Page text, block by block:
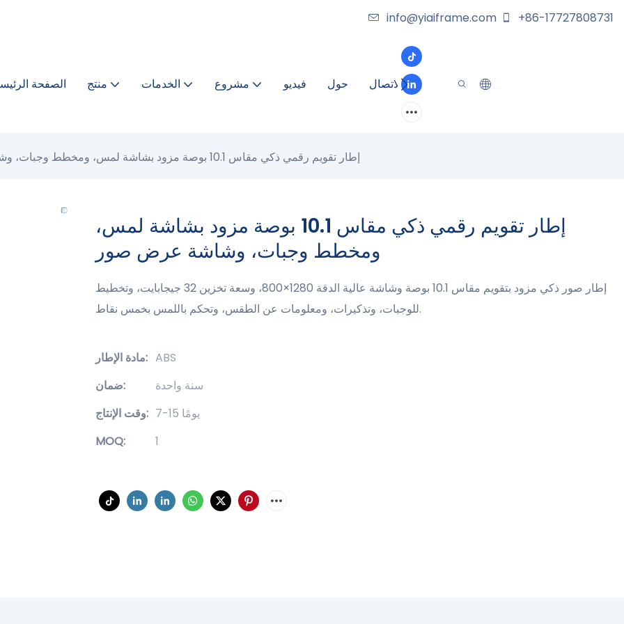
info@yiaiframe.com +86-17727808731
الصفحة منتج الخدمات مشروع فيديو حول الاتصال
إطار تقويم رقمي ذكي مقاس 10.1 بوصة مزود بشاشة لمس، ومخطط وجبات، وشاشة عرض صور
إطار تقويم رقمي ذكي مقاس 10.1 بوصة مزود بشاشة لمس،
ومخطط وجبات، وشاشة عرض صور
إطار صور ذكي مزود بتقويم مقاس 10.1 بوصة وشاشة عالية الدقة 1280×800، وسعة تخزين 32 جيجابايت، وتخطيط
للوجبات، وتذكيرات، ومعلومات عن الطقس، وتحكم باللمس بخمس نقاط.
مادة الإطار: ABS
ضمان:
سنة واحدة
وقت الإنتاج:
7-15 يومًا
MOQ:
1